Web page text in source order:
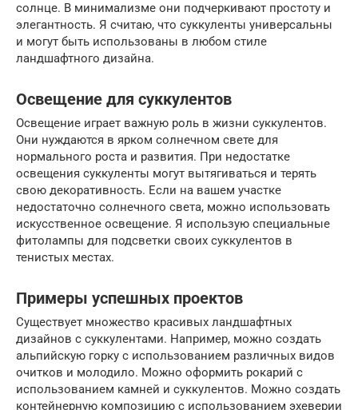
солнце. В минимализме они подчеркивают простоту и
элегантность. Я считаю, что суккуленты универсальны
и могут быть использованы в любом стиле
ландшафтного дизайна.
Освещение для суккулентов
Освещение играет важную роль в жизни суккулентов.
Они нуждаются в ярком солнечном свете для
нормального роста и развития. При недостатке
освещения суккуленты могут вытягиваться и терять
свою декоративность. Если на вашем участке
недостаточно солнечного света, можно использовать
искусственное освещение. Я использую специальные
фитолампы для подсветки своих суккулентов в
тенистых местах.
Примеры успешных проектов
Существует множество красивых ландшафтных
дизайнов с суккулентами. Например, можно создать
альпийскую горку с использованием различных видов
очитков и молодило. Можно оформить рокарий с
использованием камней и суккулентов. Можно создать
контейнерную композицию с использованием эхеверии